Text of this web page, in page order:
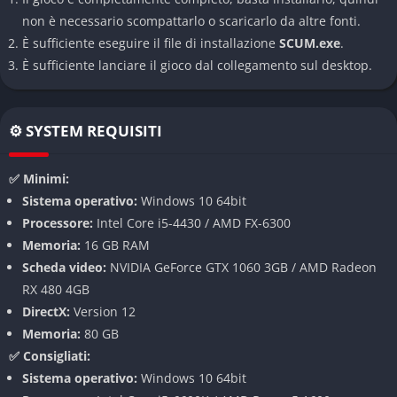
condizioni climatiche variabili, giorno e notte dinamici e una
natura che influisce sulle strategie di sopravvivenza. Le
ambientazioni non sono solo estetica, ma elemento tattico da
sfruttare o temere.
Metabolismo ultra-dettagliato e gestione corporea
umano viene simulato in ogni aspetto, monitorando
l’assunzione calorica, l’assorbimento di vitamine e minerali,
l’idratazione, il battito cardiaco, il livello di zuccheri, il tasso di
ossigenazione e persino il metabolismo basale. Anche
l’apparato digestivo viene replicato nei dettagli, influenzando il
benessere generale in funzione del tipo e qualità di cibo
ingerito.
Crafting approfondito e realismo estremo
non è necessario scompattarlo o scaricarlo da altre fonti.
È sufficiente eseguire il file di installazione SCUM.exe.
È sufficiente lanciare il gioco dal collegamento sul desktop.
⚙️ SYSTEM REQUISITI
✅ Minimi:
Sistema operativo: Windows 10 64bit
Processore: Intel Core i5-4430 / AMD FX-6300
Memoria: 16 GB RAM
Scheda video: NVIDIA GeForce GTX 1060 3GB / AMD Radeon
RX 480 4GB
DirectX: Version 12
Memoria: 80 GB
✅ Consigliati:
Sistema operativo: Windows 10 64bit